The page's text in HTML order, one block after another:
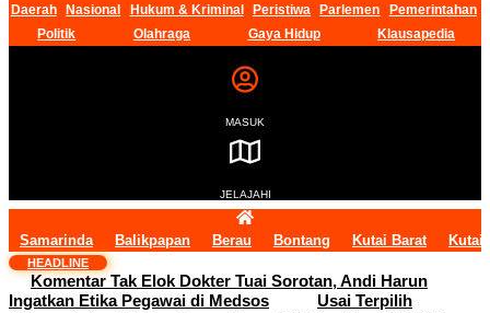
Daerah Nasional Hukum & Kriminal Peristiwa Parlemen
Pemerintahan
Politik
Olahraga Gaya Hidup Klausapedia
MASUK
JELAJAHI
Samarinda Balikpapan Berau Bontang Kutai Barat Kutai
HEADLINE
Komentar Tak Elok Dokter Tuai Sorotan, Andi Harun
Ingatkan Etika Pegawai di Medsos
Usai Terpilih